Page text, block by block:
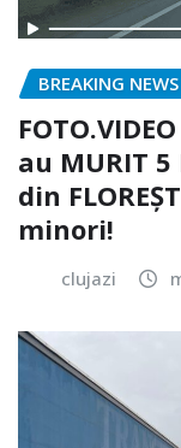
BREAKING NEWS
au MURIT
din
minori!
clujazi